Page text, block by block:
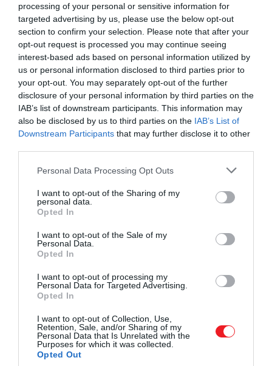
processing of your personal or sensitive information for
targeted advertising by us, please use the below opt-out
section to confirm your selection. Please note that after your
opt-out request is processed you may continue seeing
interest-based ads based on personal information utilized by
us or personal information disclosed to third parties prior to
your opt-out. You may separately opt-out of the further
disclosure of your personal information by third parties on the
IAB’s list of downstream participants. This information may
also be disclosed by us to third parties on the IAB’s List of
Downstream Participants that may further disclose it to other
Please note that this website/app uses one or more Google
not limited to your visit or usage behaviour. You may click to
grant or deny consent to Google and its third-party tags to
use your data for below specified purposes in below Google
consent section.
Personal Data Processing Opt Outs
I want to opt-out of the Sharing of my
personal data.
Opted In
I want to opt-out of the Sale of my
Personal Data.
Opted In
I want to opt-out of processing my
Personal Data for Targeted Advertising.
Opted In
I want to opt-out of Collection, Use,
Retention, Sale, and/or Sharing of my
Personal Data that Is Unrelated with the
Purposes for which it was collected.
Opted Out
Figyelmedbe ajánljuk!
Portugália rejtett partszakaszát
választották Európa legjobb strandjának
Koszovó
Mrika Selimi/Unsplash
A legkedvezőbb árú országok közé tartozik